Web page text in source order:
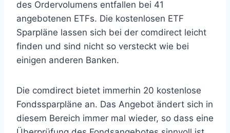
des Ordervolumens entfallen bei 41
angebotenen ETFs. Die kostenlosen ETF
Sparpläne lassen sich bei der comdirect leicht
finden und sind nicht so versteckt wie bei
einigen anderen Banken.
Die comdirect bietet immerhin 20 kostenlose
Fondssparpläne an. Das Angebot ändert sich in
diesem Bereich immer mal wieder, so dass eine